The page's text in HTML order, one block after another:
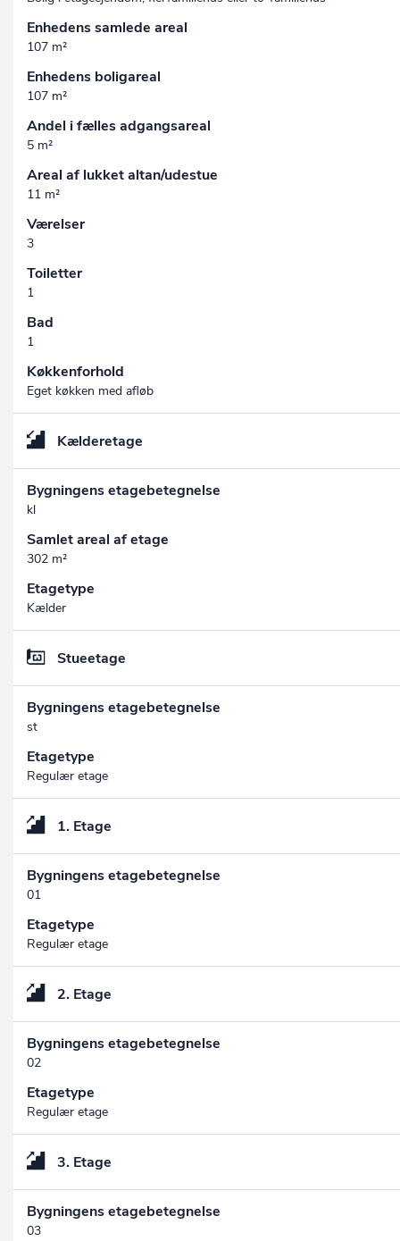
Enhedens samlede areal
107 m²
Enhedens boligareal
107 m²
Andel i fælles adgangsareal
5 m²
Areal af lukket altan/udestue
11 m²
Værelser
3
Toiletter
1
Bad
1
Køkkenforhold
Eget køkken med afløb
Kælderetage
Bygningens etagebetegnelse
kl
Samlet areal af etage
302 m²
Etagetype
Kælder
Stueetage
Bygningens etagebetegnelse
st
Etagetype
Regulær etage
1. Etage
Bygningens etagebetegnelse
01
Etagetype
Regulær etage
2. Etage
Bygningens etagebetegnelse
02
Etagetype
Regulær etage
3. Etage
Bygningens etagebetegnelse
03